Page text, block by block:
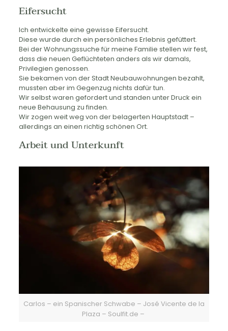
Eifersucht
Ich entwickelte eine gewisse Eifersucht.
Diese wurde durch ein persönliches Erlebnis gefüttert.
Bei der Wohnungssuche für meine Familie stellen wir fest,
dass die neuen Geflüchteten anders als wir damals,
Privilegien genossen.
Sie bekamen von der Stadt Neubauwohnungen bezahlt,
mussten aber im Gegenzug nichts dafür tun.
Wir selbst waren gefordert und standen unter Druck ein
neue Behausung zu finden.
Wir zogen weit weg von der belagerten Hauptstadt –
allerdings an einen richtig schönen Ort.
Arbeit und Unterkunft
Carlos – ein Spanischer Schwabe – José Vicente de la
Plaza – Soulfit.de –